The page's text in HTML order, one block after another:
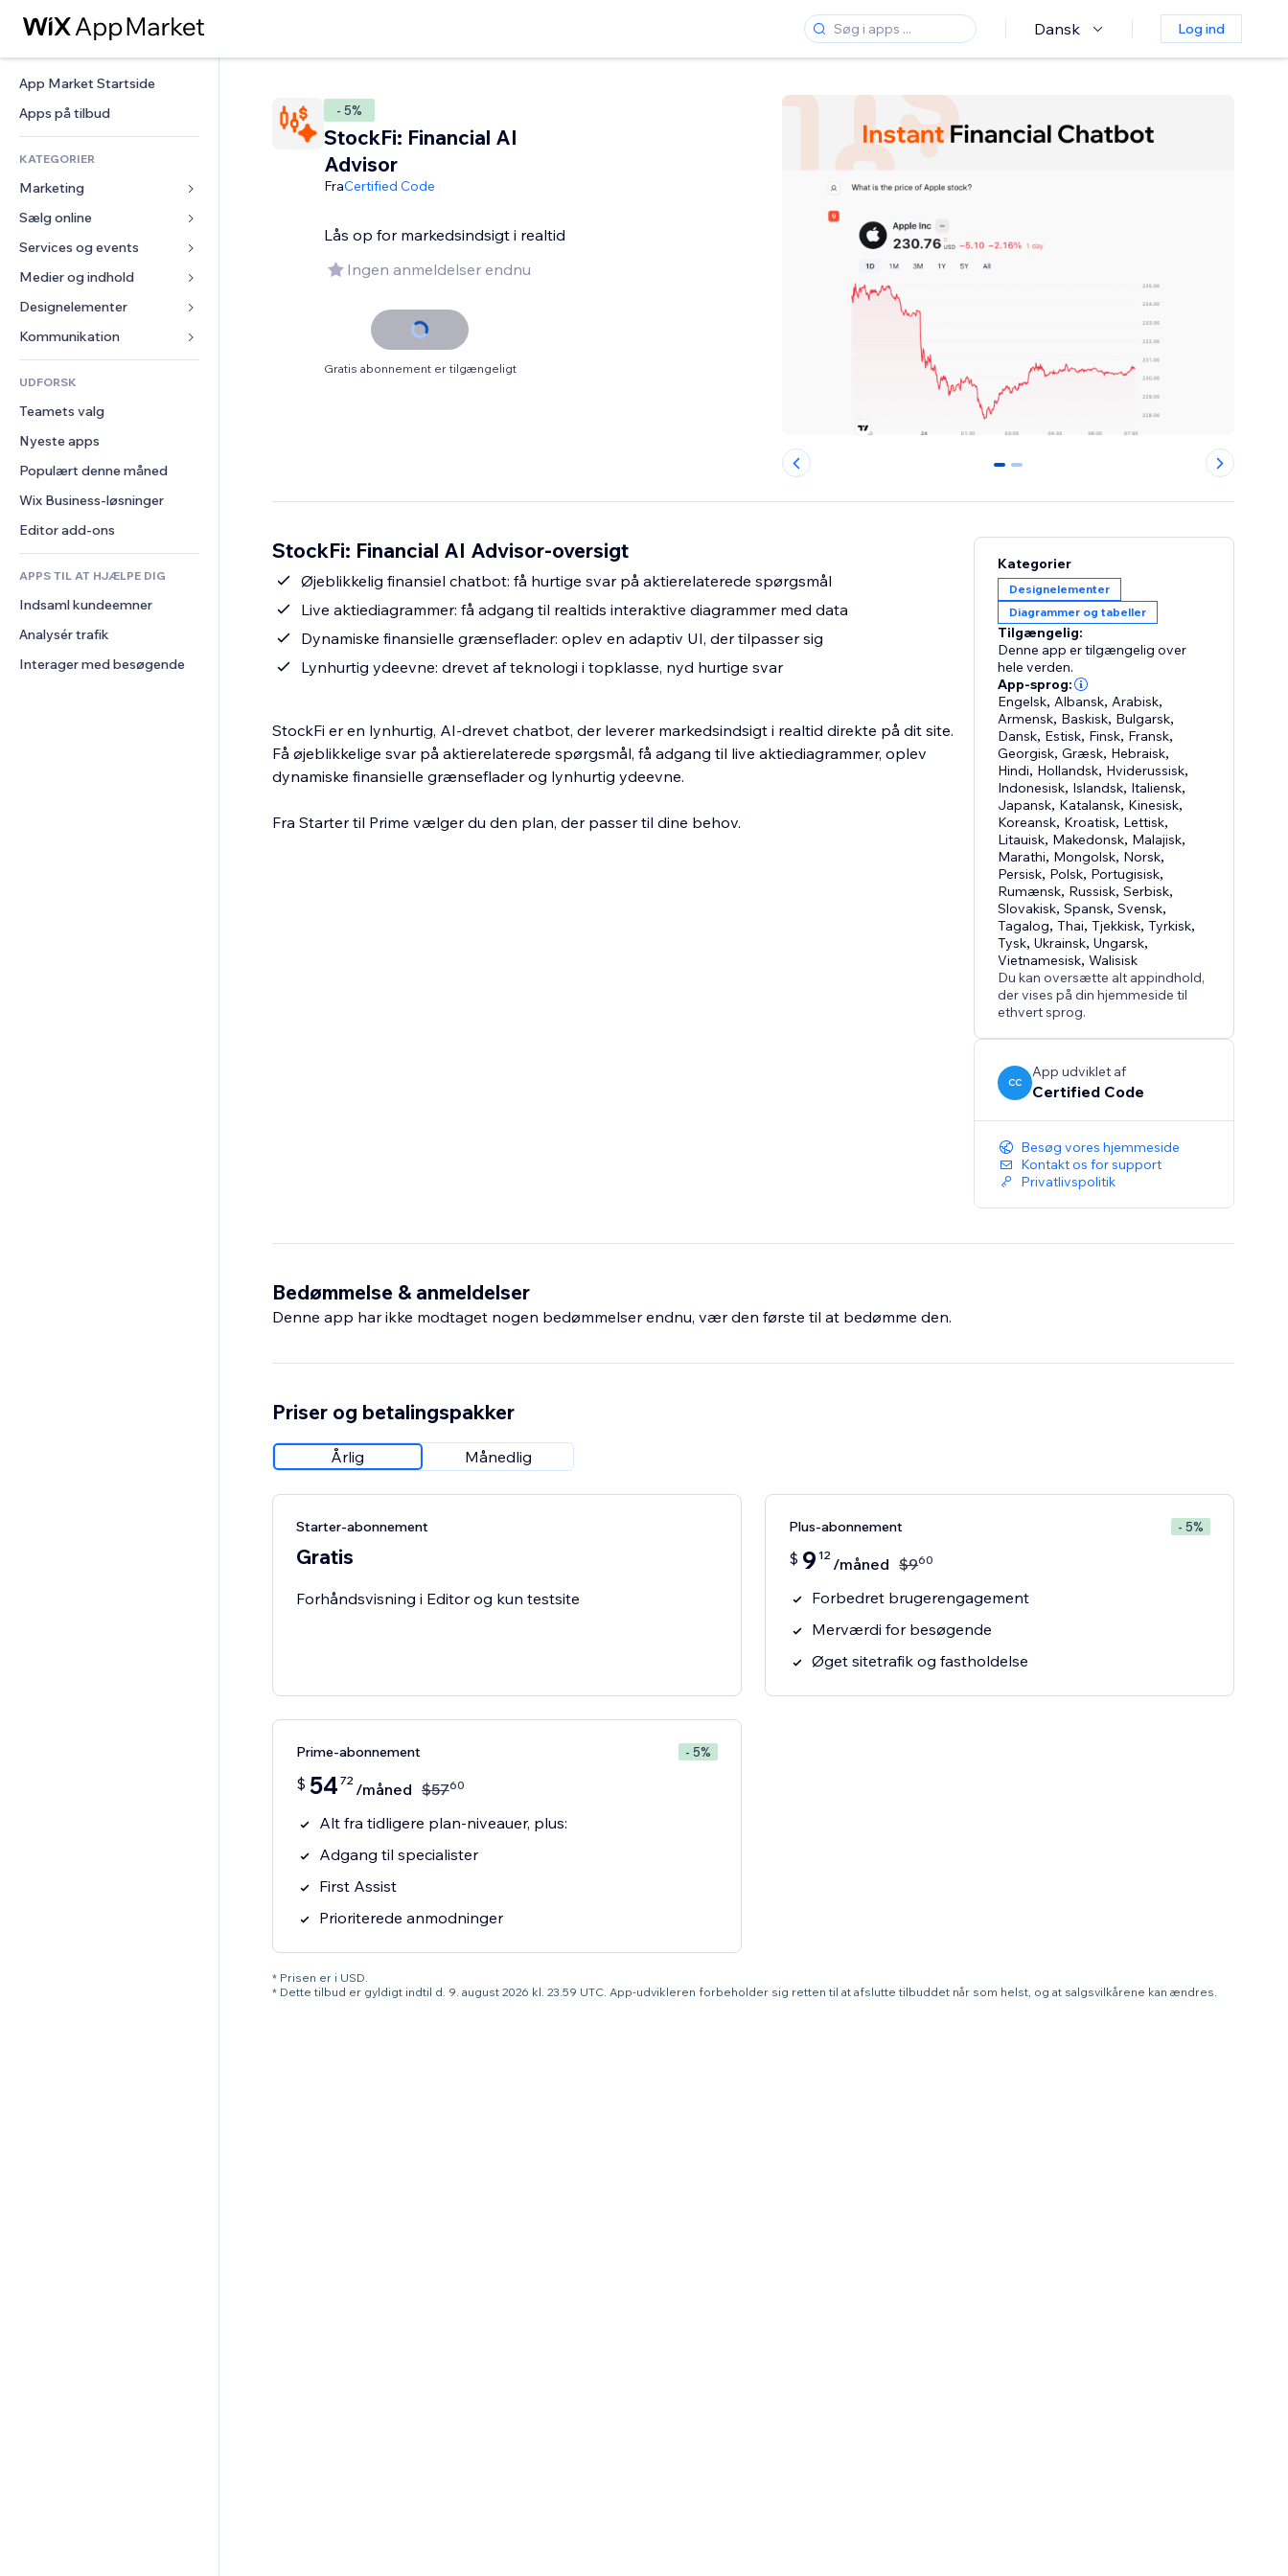
Dansk Log ind
App Market Startside
Apps på tilbud
KATEGORIER
Marketing
Annoncer
Mobil
Statistikker
Hjemmesideregister
E-mail
Sælg online
Apps til Webshops
Forsendelse og levering
Sælg-knapper
Bogføring
Kuponer og loyalitet
Lagerløsninger
Services og events
Hoteller
Events
Restauranter
Ejendomshandel
Bookinger
Medier og indhold
Galleri
Musik
Podcasts
Fotografi
Video
PDF
Fildeling
Nyheder
Designelementer
Kort og Navigation
Privatliv & Sikkerhed
Ur
Sideskabeloner
Billedeffekter
Knapper og menuer
Bannere og badges
Lommeregnere
Søg
Vejr
Diagrammer og tabeller
Formularer
Meningsmålinger
Chat
Kommentarer
Telefon
Fællesskab
Anmeldelser og anbefalinger
CRM
UDFORSK
Teamets valg
Nyeste apps
Populært denne måned
Wix Business-løsninger
Editor add-ons
APPS TIL AT HJÆLPE DIG
Indsaml kundeemner
Analysér trafik
Interager med besøgende
- 5%
StockFi: Financial AI
Advisor
FraCertified Code
Lås op for markedsindsigt i realtid
Ingen anmeldelser endnu
Gratis abonnement er tilgængeligt
0 1
StockFi: Financial AI Advisor-oversigt
Øjeblikkelig finansiel chatbot: få hurtige svar på aktierelaterede spørgsmål
Live aktiediagrammer: få adgang til realtids interaktive diagrammer med data
Dynamiske finansielle grænseflader: oplev en adaptiv UI, der tilpasser sig
Lynhurtig ydeevne: drevet af teknologi i topklasse, nyd hurtige svar
StockFi er en lynhurtig, AI-drevet chatbot, der leverer markedsindsigt i realtid direkte på dit site.
Få øjeblikkelige svar på aktierelaterede spørgsmål, få adgang til live aktiediagrammer, oplev
dynamiske finansielle grænseflader og lynhurtig ydeevne.
Fra Starter til Prime vælger du den plan, der passer til dine behov.
Kategorier
Designelementer
Diagrammer og tabeller
Tilgængelig:
Denne app er tilgængelig over
hele verden.
App-sprog:
Engelsk, Albansk, Arabisk,
Armensk, Baskisk, Bulgarsk,
Dansk, Estisk, Finsk, Fransk,
Georgisk,Græsk, Hebraisk,
Hindi, Hollandsk, Hviderussisk,
Indonesisk, Islandsk, Italiensk,
Japansk, Katalansk, Kinesisk,
Koreansk, Kroatisk, Lettisk,
Litauisk, Makedonsk, Malajisk,
Marathi, Mongolsk, Norsk,
Persisk, Polsk, Portugisisk,
Rumænsk, Russisk,Serbisk,
Slovakisk,Spansk,Svensk,
Tagalog,Thai,Tjekkisk,Tyrkisk,
Tysk,Ukrainsk,Ungarsk,
Vietnamesisk,Walisisk
Du kan oversætte alt appindhold,
der vises på din hjemmeside til
ethvert sprog.
CC
App udviklet af
Certified Code
Besøg vores hjemmeside
Kontakt os for support
Privatlivspolitik
Bedømmelse & anmeldelser
Denne app har ikke modtaget nogen bedømmelser endnu, vær den første til at bedømme den.
Priser og betalingspakker
Årlig Månedlig
Starter-abonnement
Gratis
Forhåndsvisning i Editor og kun testsite
Plus-abonnement - 5%
$ 9 12 /måned $960
Forbedret brugerengagement
Merværdi for besøgende
Øget sitetrafik og fastholdelse
Prime-abonnement - 5%
$ 54 72 /måned $5760
Alt fra tidligere plan-niveauer, plus:
Adgang til specialister
First Assist
Prioriterede anmodninger
* Prisen er i USD.
* Dette tilbud er gyldigt indtil d. 9. august 2026 kl. 23.59 UTC. App-udvikleren forbeholder sig retten til at afslutte tilbuddet når som helst, og at salgsvilkårene kan ændres.